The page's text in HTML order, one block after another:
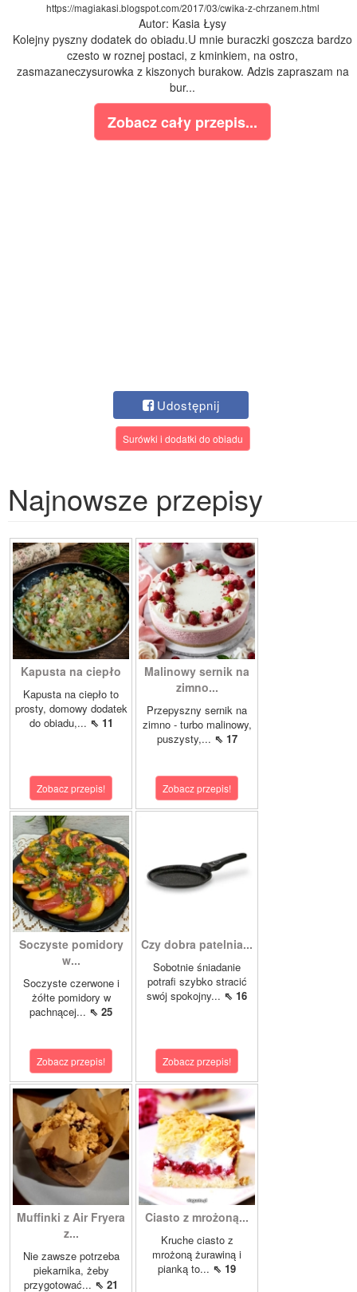
https://magiakasi.blogspot.com/2017/03/cwika-z-chrzanem.html
Autor: Kasia Łysy
Kolejny pyszny dodatek do obiadu.U mnie buraczki goszcza bardzo
czesto w roznej postaci, z kminkiem, na ostro,
zasmazaneczysurowka z kiszonych burakow. Adzis zapraszam na
bur...
Zobacz cały przepis...
Udostępnij
Surówki i dodatki do obiadu
Najnowsze przepisy
Kapusta na ciepło
Kapusta na ciepło to
prosty, domowy dodatek
do obiadu,... ⇖ 11
Zobacz przepis!
Malinowy sernik na
zimno...
Przepyszny sernik na
zimno - turbo malinowy,
puszysty,... ⇖ 17
Zobacz przepis!
Soczyste pomidory
w...
Soczyste czerwone i
żółte pomidory w
pachnącej... ⇖ 25
Zobacz przepis!
Czy dobra patelnia...
Sobotnie śniadanie
potrafi szybko stracić
swój spokojny... ⇖ 16
Zobacz przepis!
Muffinki z Air Fryera
z...
Nie zawsze potrzeba
piekarnika, żeby
przygotować... ⇖ 21
Ciasto z mrożoną...
Kruche ciasto z
mrożoną żurawiną i
pianką to... ⇖ 19